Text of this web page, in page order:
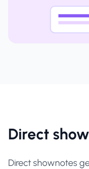
Direct
Direct shownotes